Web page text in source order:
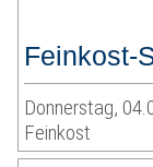
Feinkost-
Donnerstag,
Feinkost